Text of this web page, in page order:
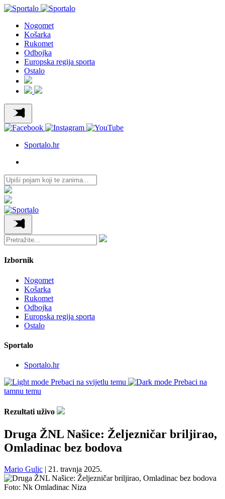
Nogomet
Košarka
Rukomet
Odbojka
Europska regija sporta
Ostalo
Sportalo.hr
Izbornik
Nogomet
Košarka
Rukomet
Odbojka
Europska regija sporta
Ostalo
Sportalo
Sportalo.hr
Prebaci na svijetlu temu
Prebaci na
tamnu temu
Rezultati uživo
Druga ŽNL Našice: Željezničar briljirao,
Omladinac bez bodova
Mario Gulic | 21. travnja 2025.
Foto: Nk Omladinac Niza